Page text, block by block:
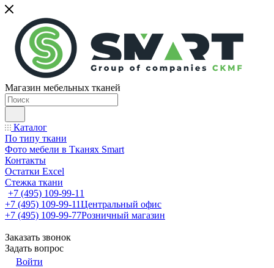
Магазин мебельных тканей
Каталог
По типу ткани
Фото мебели в Тканях Smart
Контакты
Остатки Excel
Стежка ткани
+7 (495) 109-99-11
+7 (495) 109-99-11Центральный офис
+7 (495) 109-99-77Розничный магазин
Заказать звонок
Задать вопрос
Войти